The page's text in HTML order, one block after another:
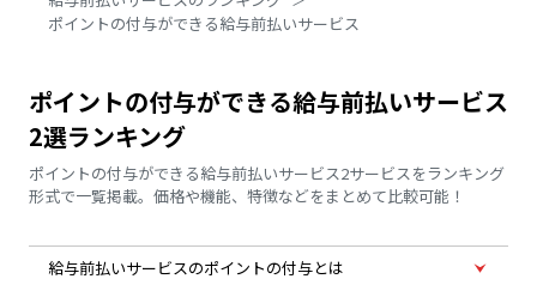
ポイントの付与ができる給与前払いサービス
ポイントの付与ができる給与前払いサービス
2選ランキング
ポイントの付与ができる給与前払いサービス2サービスをランキング
形式で一覧掲載。価格や機能、特徴などをまとめて比較可能！
給与前払いサービスのポイントの付与とは